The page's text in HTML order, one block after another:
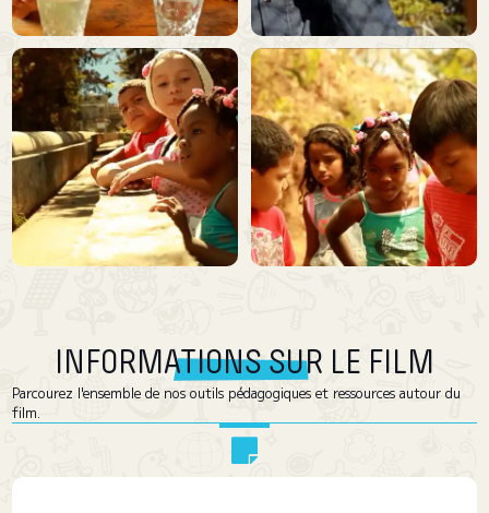
INFORMATIONS SUR LE FILM
Parcourez l'ensemble de nos outils pédagogiques et ressources autour du
film.